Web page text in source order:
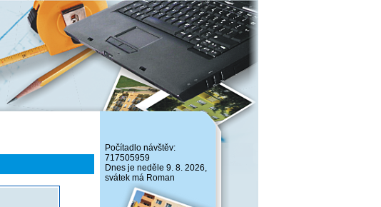
Počítadlo návštěv:
717505959
Dnes je neděle 9. 8. 2026,
svátek má Roman